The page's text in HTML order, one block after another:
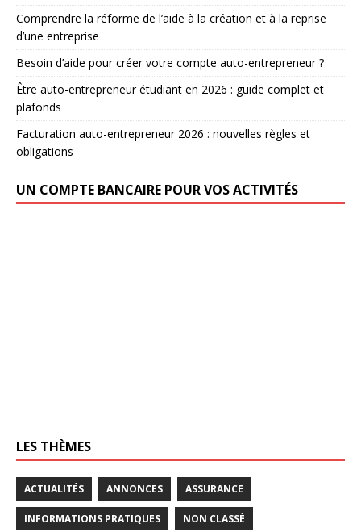
Comprendre la réforme de l’aide à la création et à la reprise
d’une entreprise
Besoin d’aide pour créer votre compte auto-entrepreneur ?
Être auto-entrepreneur étudiant en 2026 : guide complet et
plafonds
Facturation auto-entrepreneur 2026 : nouvelles règles et
obligations
UN COMPTE BANCAIRE POUR VOS ACTIVITÉS
LES THÈMES
ACTUALITÉS ANNONCES ASSURANCE
INFORMATIONS PRATIQUES NON CLASSÉ